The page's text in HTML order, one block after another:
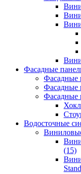
Фасадные
Фасадные
Фасадные
Фасадные
Водосточные
(15)